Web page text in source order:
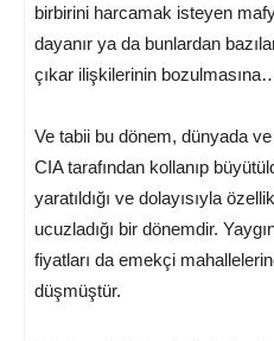
birbirini harcamak isteyen
dayanır ya da bunlardan
çıkar ilişkilerinin
Ve tabii bu dönem, dünyada
CIA tarafından kollanıp
yaratıldığı ve dolayısıyla
ucuzladığı bir dönemdir.
fiyatları da emekçi
düşmüştür.